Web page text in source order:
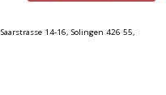
14-16, Solingen 426 55,